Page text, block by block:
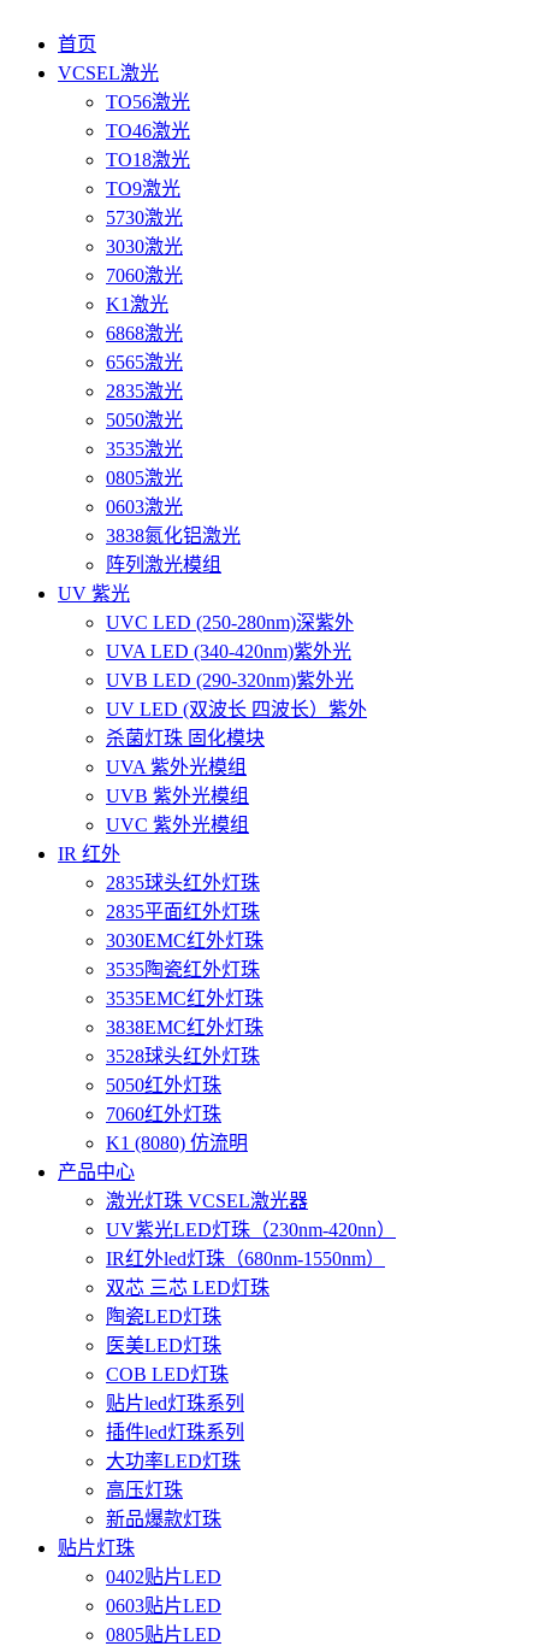
首页
VCSEL激光
TO56激光
TO46激光
TO18激光
TO9激光
5730激光
3030激光
7060激光
K1激光
6868激光
6565激光
2835激光
5050激光
3535激光
0805激光
0603激光
3838氮化铝激光
阵列激光模组
UV 紫光
UVC LED (250-280nm)深紫外
UVA LED (340-420nm)紫外光
UVB LED (290-320nm)紫外光
UV LED (双波长 四波长）紫外
杀菌灯珠 固化模块
UVA 紫外光模组
UVB 紫外光模组
UVC 紫外光模组
IR 红外
2835球头红外灯珠
2835平面红外灯珠
3030EMC红外灯珠
3535陶瓷红外灯珠
3535EMC红外灯珠
3838EMC红外灯珠
3528球头红外灯珠
5050红外灯珠
7060红外灯珠
K1 (8080) 仿流明
产品中心
激光灯珠 VCSEL激光器
UV紫光LED灯珠（230nm-420nn）
IR红外led灯珠（680nm-1550nm）
双芯 三芯 LED灯珠
陶瓷LED灯珠
医美LED灯珠
COB LED灯珠
贴片led灯珠系列
插件led灯珠系列
大功率LED灯珠
高压灯珠
新品爆款灯珠
贴片灯珠
0402贴片LED
0603贴片LED
0805贴片LED